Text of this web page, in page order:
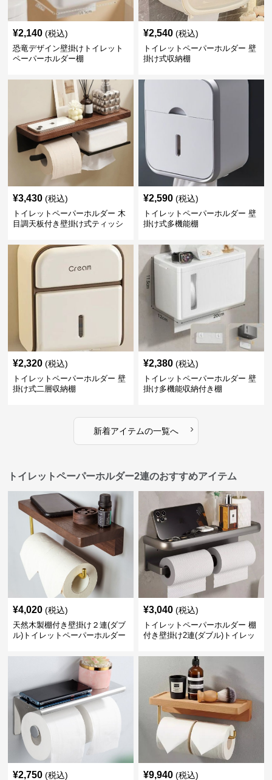
¥2,140 (税込)
恐竜デザイン壁掛けトイレット
ペーパーホルダー棚
¥2,540 (税込)
トイレットペーパーホルダー 壁
掛け式収納棚
¥3,430 (税込)
トイレットペーパーホルダー 木
目調天板付き壁掛け式ティッシ
¥2,590 (税込)
トイレットペーパーホルダー 壁
掛け式多機能棚
¥2,320 (税込)
トイレットペーパーホルダー 壁
掛け式二層収納棚
¥2,380 (税込)
トイレットペーパーホルダー 壁
掛け多機能収納付き棚
新着アイテムの一覧へ ›
トイレットペーパーホルダー2連のおすすめアイテム
¥4,020 (税込)
天然木製棚付き壁掛け２連(ダブ
ル)トイレットペーパーホルダー
¥3,040 (税込)
トイレットペーパーホルダー 棚
付き壁掛け2連(ダブル)トイレッ
¥2,750 (税込) ¥9,940 (税込)